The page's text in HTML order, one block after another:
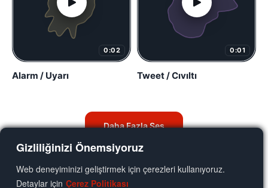
Gizliliğinizi Önemsiyoruz
Web deneyiminizi geliştirmek için çerezleri kullanıyoruz.
Detaylar için Çerez Politikası
0:02
Alarm / Uyarı
0:01
Tweet / Cıvıltı
Daha Fazla Ses